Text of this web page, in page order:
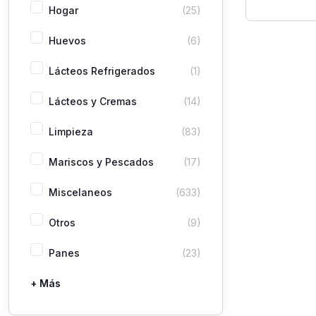
Hogar (25)
Huevos (6)
Lácteos Refrigerados (1)
Lácteos y Cremas (14)
Limpieza (83)
Mariscos y Pescados (17)
Miscelaneos (633)
Otros (9)
Panes (23)
Pastas
Picaderas
Sazones y Salsas
Vegetales
+ Más